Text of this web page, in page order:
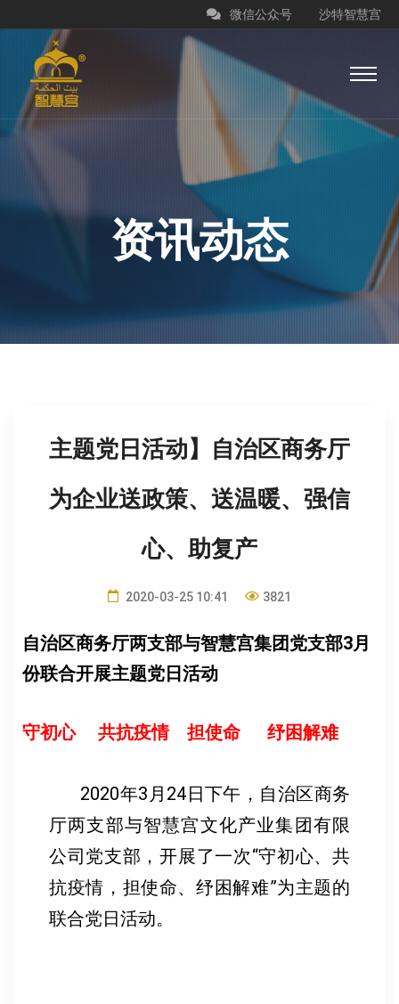
沙特智慧宫
微信公众号
资讯动态
主题党日活动】自治区商务厅
为企业送政策、送温暖、强信
心、助复产
2020-03-25 10:41 3821
自治区商务厅两支部与智慧宫集团党支部3月
份联合开展主题党日活动
守初心 共抗疫情 担使命 纾困解难
2020年3月24日下午，自治区商务
厅两支部与智慧宫文化产业集团有限
公司党支部，开展了一次“守初心、共
抗疫情，担使命、纾困解难”为主题的
联合党日活动。